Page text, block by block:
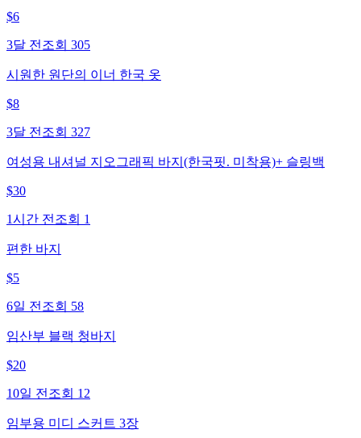
$6
3달 전 조회 305
시원한 원단의 이너 한국 옷
$8
3달 전 조회 327
여성용 내셔널 지오그래픽 바지(한국핏. 미착용)+ 슬링백
$30
1시간 전 조회 1
편한 바지
$5
6일 전 조회 58
임산부 블랙 청바지
$20
10일 전 조회 12
임부용 미디 스커트 3장